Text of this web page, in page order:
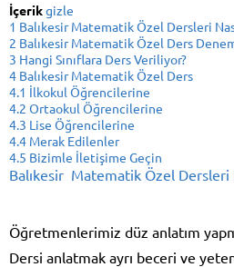
İçerikgizle
1 Balıkesir Matematik Özel Dersleri
2 Balıkesir Matematik Özel Ders
3 Hangi Sınıflara Ders Veriliyor?
4 Balıkesir Matematik Özel Ders
4.1 İlkokul Öğrencilerine
4.2 Ortaokul Öğrencilerine
4.3 Lise Öğrencilerine
4.4 Merak Edilenler
4.5 Bizimle İletişime Geçin
Balıkesir Matematik Özel Dersleri
Öğretmenlerimiz düz anlatım
Dersi anlatmak ayrı beceri ve